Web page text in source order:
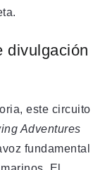
divulgación
este circuito
Adventures
fundamental